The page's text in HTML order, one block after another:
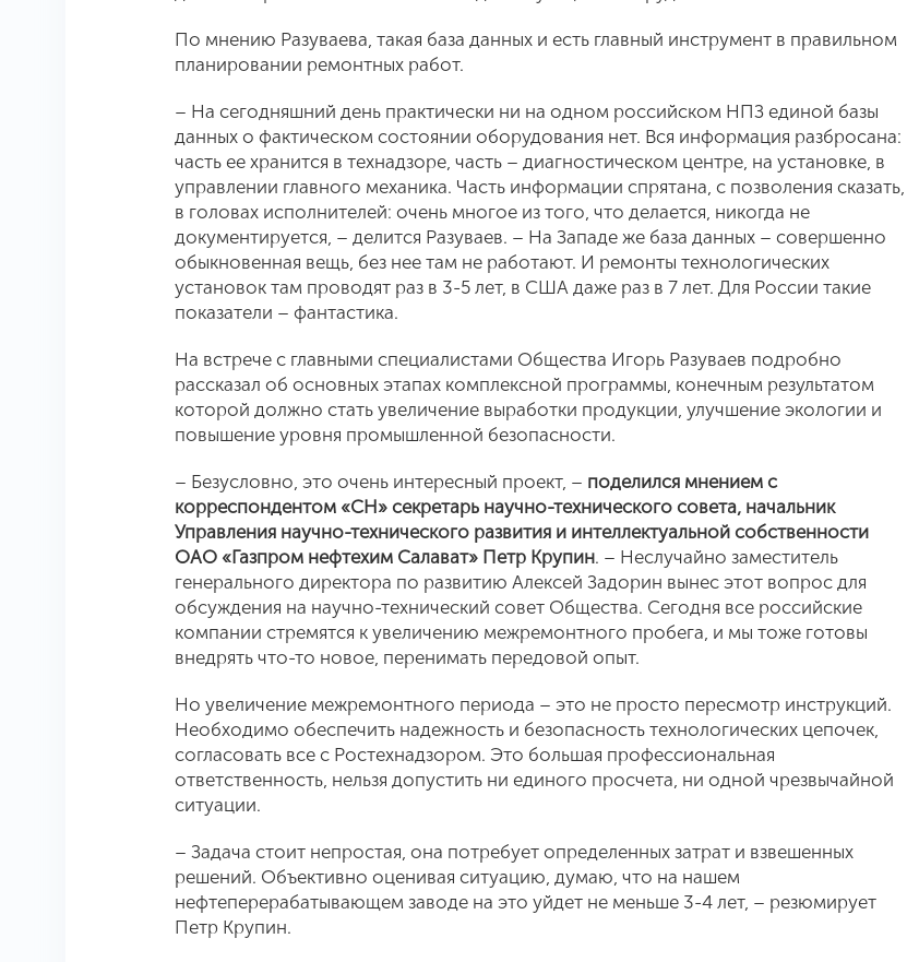
По мнению Разуваева, такая база данных и есть главный инструмент в правильном
планировании ремонтных работ.
– На сегодняшний день практически ни на одном российском НПЗ единой базы
данных о фактическом состоянии оборудования нет. Вся информация разбросана:
часть ее хранится в технадзоре, часть – диагностическом центре, на установке, в
управлении главного механика. Часть информации спрятана, с позволения сказать,
в головах исполнителей: очень многое из того, что делается, никогда не
документируется, – делится Разуваев. – На Западе же база данных – совершенно
обыкновенная вещь, без нее там не работают. И ремонты технологических
установок там проводят раз в 3-5 лет, в США даже раз в 7 лет. Для России такие
показатели – фантастика.
На встрече с главными специалистами Общества Игорь Разуваев подробно
рассказал об основных этапах комплексной программы, конечным результатом
которой должно стать увеличение выработки продукции, улучшение экологии и
повышение уровня промышленной безопасности.
– Безусловно, это очень интересный проект, – поделился мнением с
корреспондентом «СН» секретарь научно-технического совета, начальник
Управления научно-технического развития и интеллектуальной собственности
ОАО «Газпром нефтехим Салават» Петр Крупин. – Неслучайно заместитель
генерального директора по развитию Алексей Задорин вынес этот вопрос для
обсуждения на научно-технический совет Общества. Сегодня все российские
компании стремятся к увеличению межремонтного пробега, и мы тоже готовы
внедрять что-то новое, перенимать передовой опыт.
Но увеличение межремонтного периода – это не просто пересмотр инструкций.
Необходимо обеспечить надежность и безопасность технологических цепочек,
согласовать все с Ростехнадзором. Это большая профессиональная
ответственность, нельзя допустить ни единого просчета, ни одной чрезвычайной
ситуации.
– Задача стоит непростая, она потребует определенных затрат и взвешенных
решений. Объективно оценивая ситуацию, думаю, что на нашем
нефтеперерабатывающем заводе на это уйдет не меньше 3-4 лет, – резюмирует
Петр Крупин.